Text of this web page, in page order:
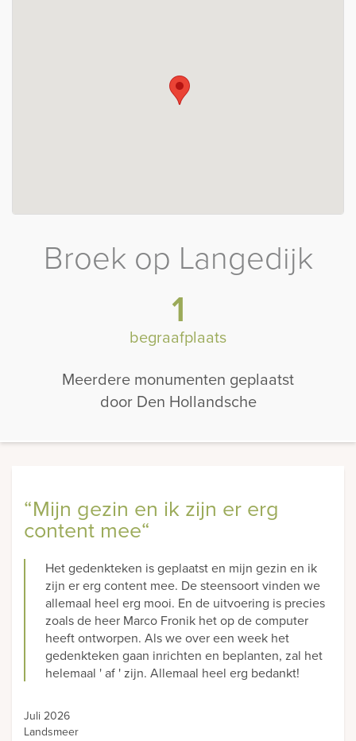
Broek op Langedijk
1
begraafplaats
Meerdere monumenten geplaatst
door Den Hollandsche
“Mijn gezin en ik zijn er erg
content mee“
Het gedenkteken is geplaatst en mijn gezin en ik
zijn er erg content mee. De steensoort vinden we
allemaal heel erg mooi. En de uitvoering is precies
zoals de heer Marco Fronik het op de computer
heeft ontworpen. Als we over een week het
gedenkteken gaan inrichten en beplanten, zal het
helemaal ' af ' zijn. Allemaal heel erg bedankt!
Juli 2026
Landsmeer